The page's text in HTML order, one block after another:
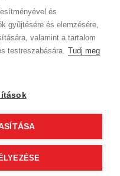
és
gyűjtésére és elemzésére,
valamint a tartalom
testreszabására. Tudj meg
szolgáltatást